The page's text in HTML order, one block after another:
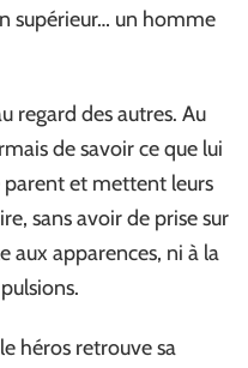
supérieur… un homme
regard des autres. Au
de savoir ce que lui
parent et mettent leurs
sans avoir de prise sur
aux apparences, ni à la
héros retrouve sa